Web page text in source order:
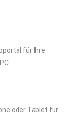
für Ihre
oder Tablet für